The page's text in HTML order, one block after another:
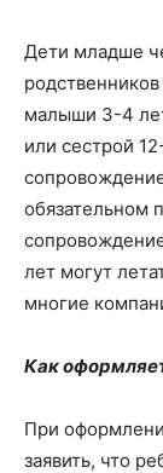
Дети младше
малыши 3-4
или сестрой
обязательном
лет могут
многие
Как
При
заявить, что